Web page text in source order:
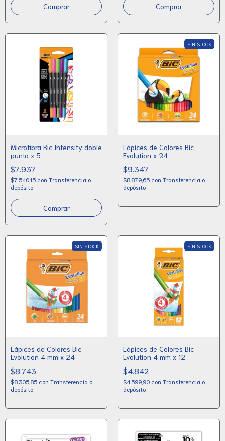
Comprar
Microfibra Bic Intensity doble
punta x 5
$7.937
$7.540,15 con Transferencia o
depósito
SIN STOCK
Lápices de Colores Bic
Evolution x 24
$9.347
$8.879,65 con Transferencia o
depósito
SIN STOCK
Lápices de Colores Bic
Evolution 4 mm x 24
$8.743
$8.305,85 con Transferencia o
depósito
SIN STOCK
Lápices de Colores Bic
Evolution 4 mm x 12
$4.842
$4.599,90 con Transferencia o
depósito